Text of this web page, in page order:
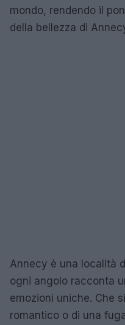
mondo, rendendo il
della bellezza di
Annecy è una località
ogni angolo racconta
emozioni uniche. Che
romantico o di una